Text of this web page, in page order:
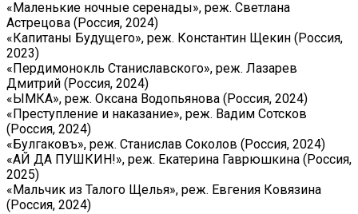
«Маленькие ночные серенады», реж. Светлана
Астрецова (Россия, 2024)
«Капитаны Будущего», реж. Константин Щекин (Россия,
2023)
«Пердимонокль Станиславского», реж. Лазарев
Дмитрий (Россия, 2024)
«ЫМКА», реж. Оксана Водопьянова (Россия, 2024)
«Преступление и наказание», реж. Вадим Сотсков
(Россия, 2024)
«Булгаковъ», реж. Станислав Соколов (Россия, 2024)
«АЙ ДА ПУШКИН!», реж. Екатерина Гаврюшкина (Россия,
2025)
«Мальчик из Талого Щелья», реж. Евгения Ковязина
(Россия, 2024)